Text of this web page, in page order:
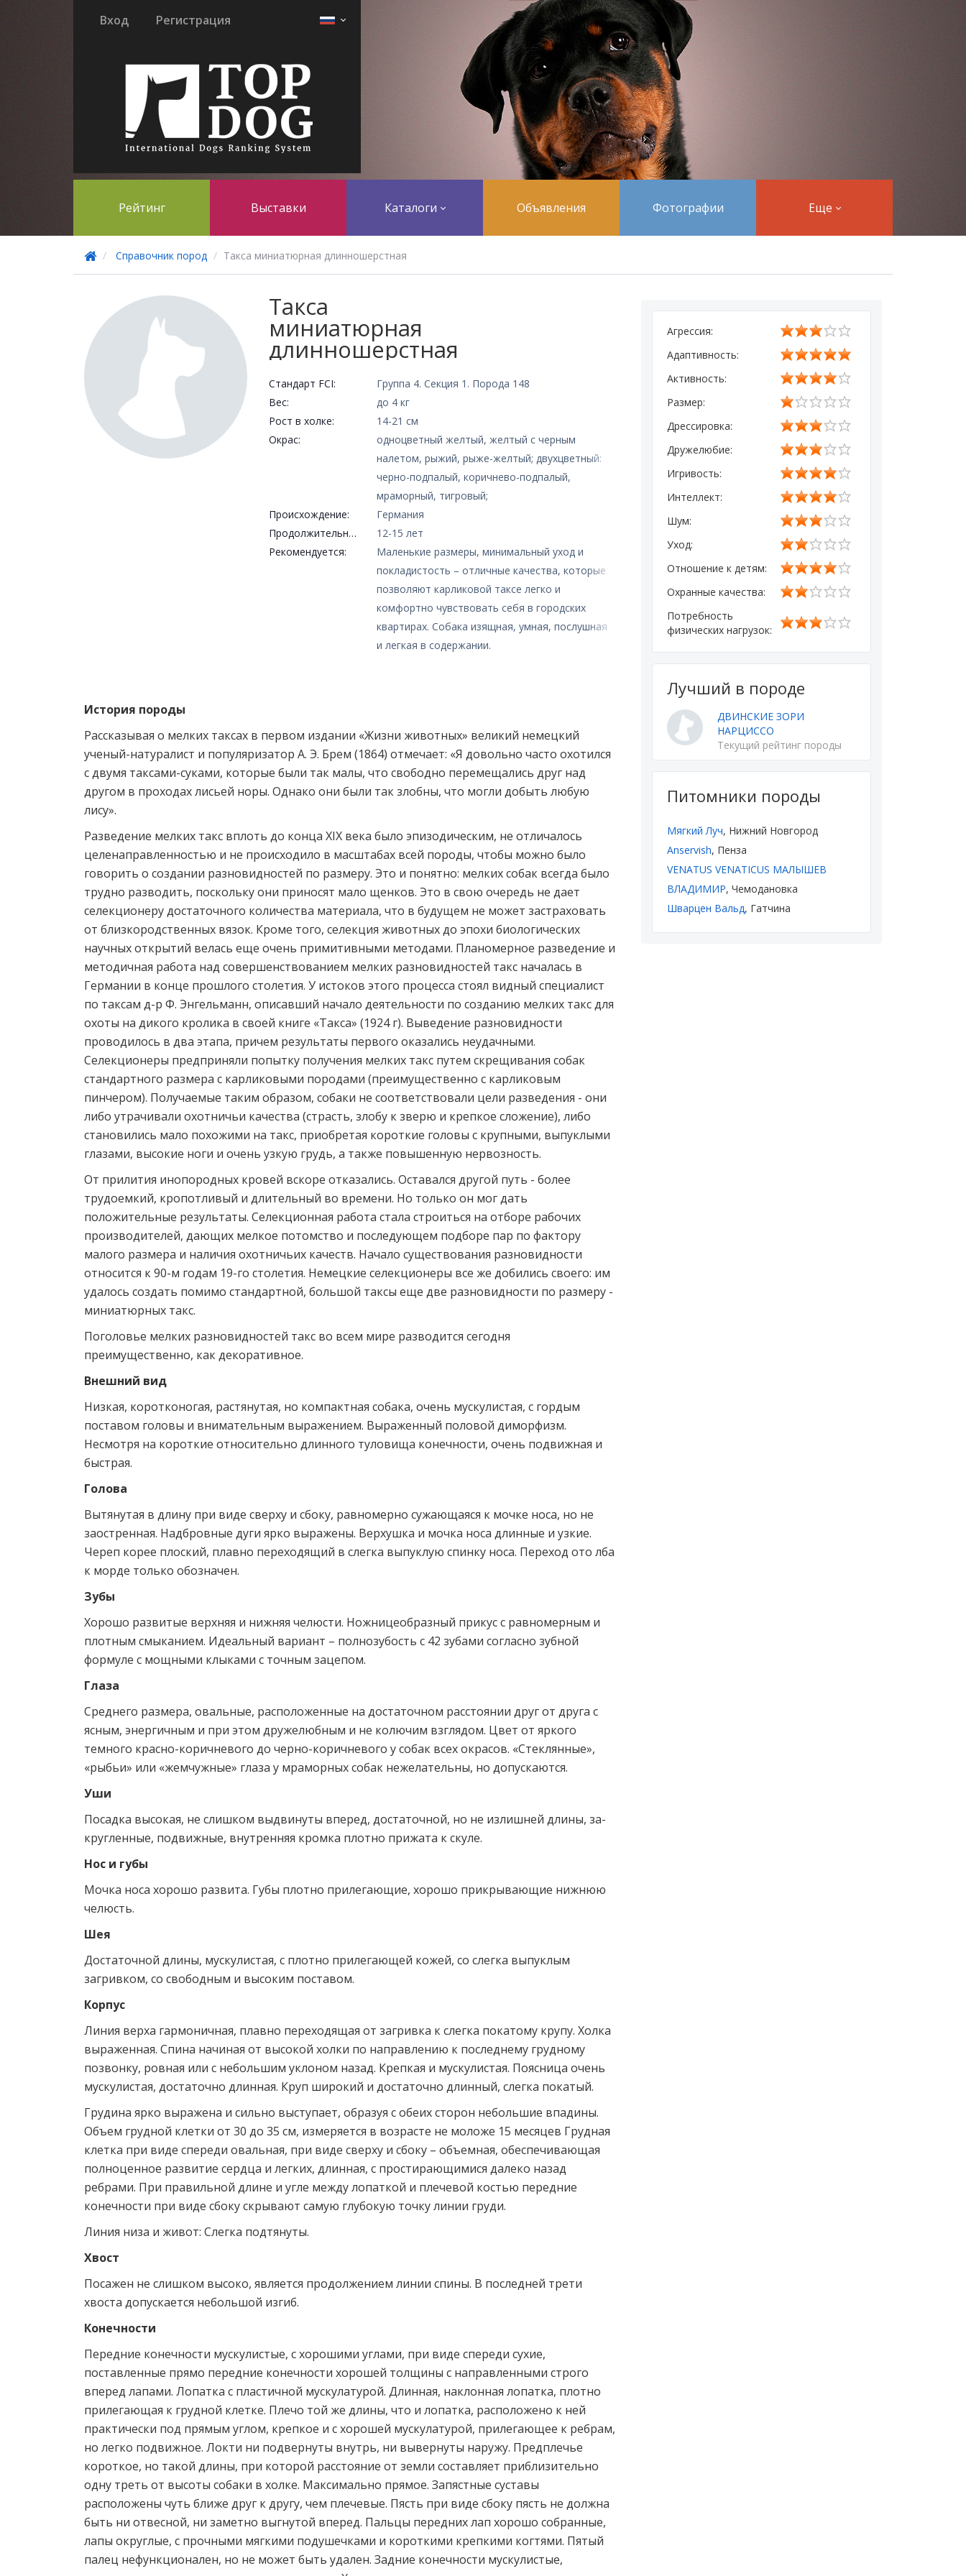
Вход Регистрация
Рейтинг Выставки Каталоги Объявления Фотографии Еще
Справочник пород Такса миниатюрная длинношерстная
Такса
миниатюрная
длинношерстная
Стандарт FCI:
Группа 4. Секция 1. Порода 148
Вес:
до 4 кг
Рост в холке:
14-21 см
Окрас:
одноцветный желтый, желтый с черным
налетом, рыжий, рыже-желтый; двухцветный:
черно-подпалый, коричнево-подпалый,
мраморный, тигровый;
Происхождение:
Германия
Продолжительность жизни:
12-15 лет
Рекомендуется:
Маленькие размеры, минимальный уход и
покладистость – отличные качества, которые
позволяют карликовой таксе легко и
комфортно чувствовать себя в городских
квартирах. Собака изящная, умная, послушная
и легкая в содержании.
История породы
Рассказывая о мелких таксах в первом издании «Жизни животных» великий немецкий
ученый-натуралист и популяризатор А. Э. Брем (1864) отмечает: «Я довольно часто охотился
с двумя таксами-суками, которые были так малы, что свободно перемещались друг над
другом в проходах лисьей норы. Однако они были так злобны, что могли добыть любую
лису».
Разведение мелких такс вплоть до конца ХIХ века было эпизодическим, не отличалось
целенаправленностью и не происходило в масштабах всей породы, чтобы можно было
говорить о создании разновидностей по размеру. Это и понятно: мелких собак всегда было
трудно разводить, поскольку они приносят мало щенков. Это в свою очередь не дает
селекционеру достаточного количества материала, что в будущем не может застраховать
от близкородственных вязок. Кроме того, селекция животных до эпохи биологических
научных открытий велась еще очень примитивными методами. Планомерное разведение и
методичная работа над совершенствованием мелких разновидностей такс началась в
Германии в конце прошлого столетия. У истоков этого процесса стоял видный специалист
по таксам д-р Ф. Энгельманн, описавший начало деятельности по созданию мелких такс для
охоты на дикого кролика в своей книге «Такса» (1924 г). Выведение разновидности
проводилось в два этапа, причем результаты первого оказались неудачными.
Селекционеры предприняли попытку получения мелких такс путем скрещивания собак
стандартного размера с карликовыми породами (преимущественно с карликовым
пинчером). Получаемые таким образом, собаки не соответствовали цели разведения - они
либо утрачивали охотничьи качества (страсть, злобу к зверю и крепкое сложение), либо
становились мало похожими на такс, приобретая короткие головы с крупными, выпуклыми
глазами, высокие ноги и очень узкую грудь, а также повышенную нервозность.
От прилития инопородных кровей вскоре отказались. Оставался другой путь - более
трудоемкий, кропотливый и длительный во времени. Но только он мог дать
положительные результаты. Селекционная работа стала строиться на отборе рабочих
производителей, дающих мелкое потомство и последующем подборе пар по фактору
малого размера и наличия охотничьих качеств. Начало существования разновидности
относится к 90-м годам 19-го столетия. Немецкие селекционеры все же добились своего: им
удалось создать помимо стандартной, большой таксы еще две разновидности по размеру -
миниатюрных такс.
Поголовье мелких разновидностей такс во всем мире разводится сегодня
преимущественно, как декоративное.
Внешний вид
Низкая, коротконогая, растянутая, но компактная собака, очень мускулистая, с гордым
поставом головы и внимательным выражением. Выраженный половой диморфизм.
Несмотря на короткие относительно длинного туловища конечности, очень подвижная и
быстрая.
Голова
Вытянутая в длину при виде сверху и сбоку, равномерно сужающаяся к мочке носа, но не
заостренная. Надбровные дуги ярко выражены. Верхушка и мочка носа длинные и узкие.
Череп корее плоский, плавно переходящий в слегка выпуклую спинку носа. Переход ото лба
к морде только обозначен.
Зубы
Хорошо развитые верхняя и нижняя челюсти. Ножницеобразный прикус с равномерным и
плотным смыканием. Идеальный вариант – полнозубость с 42 зубами согласно зубной
формуле с мощными клыками с точным зацепом.
Глаза
Среднего размера, овальные, расположенные на достаточном расстоянии друг от друга с
ясным, энергичным и при этом дружелюбным и не колючим взглядом. Цвет от яркого
темного красно-коричневого до черно-коричневого у собак всех окрасов. «Стеклянные»,
«рыбьи» или «жемчужные» глаза у мраморных собак нежелательны, но допус­каются.
Уши
Посадка высокая, не слишком выдвинуты впе­ред, достаточной, но не излишней длины, за­
круг­ленные, подвижные, внутренняя кромка плот­но прижата к скуле.
Нос и губы
Мочка носа хорошо развита. Губы плотно прилегающие, хорошо прикрывающие нижнюю
челюсть.
Шея
Достаточной длины, мускулистая, с плотно прилегающей кожей, со слегка выпуклым
загривком, со свободным и высоким поставом.
Корпус
Линия верха гармоничная, плавно переходящая от загривка к слегка покатому крупу. Холка
выраженная. Спина начиная от высокой холки по направлению к последнему грудному
позвонку, ровная или с небольшим уклоном назад. Крепкая и мускулистая. Поясница очень
мускулистая, достаточно длинная. Круп широкий и достаточно длинный, слегка покатый.
Грудина ярко выражена и сильно выступает, образуя с обеих сторон небольшие впадины.
Объем грудной клетки от 30 до 35 см, измеряется в возрасте не моложе 15 месяцев Грудная
клетка при виде спереди овальная, при виде сверху и сбоку – объемная, обеспечивающая
полноценное развитие сердца и легких, длинная, с простирающимися далеко назад
ребрами. При правильной длине и угле между лопаткой и плечевой костью передние
конечности при виде сбоку скрывают самую глубокую точку линии груди.
Линия низа и живот: Слегка подтянуты.
Хвост
Посажен не слишком высоко, является продолжением линии спины. В последней трети
хвоста допускается небольшой изгиб.
Конечности
Передние конечности мускулистые, с хорошими углами, при виде спереди сухие,
поставленные прямо передние конечности хорошей толщины c направленными строго
вперед лапами. Лопатка с пластичной мускулатурой. Длинная, наклонная лопатка, плотно
прилегающая к грудной клетке. Плечо той же длины, что и лопатка, расположено к ней
практически под прямым углом, крепкое и с хорошей мускулатурой, прилегающее к ребрам,
но легко подвижное. Локти ни подвернуты внутрь, ни вывернуты наружу. Предплечье
короткое, но такой длины, при которой расстояние от земли составляет приблизительно
одну треть от высоты собаки в холке. Максимально прямое. Запястные суставы
расположены чуть ближе друг к другу, чем плечевые. Пясть при виде сбоку пясть не должна
быть ни отвесной, ни заметно выгнутой вперед. Пальцы передних лап хорошо собранные,
лапы округлые, с прочными мягкими подушечками и короткими крепкими когтями. Пятый
палец нефункционален, но не может быть удален. Задние конечности мускулистые,
Агрессия:
Адаптивность:
Активность:
Размер:
Дрессировка:
Дружелюбие:
Игривость:
Интеллект:
Шум:
Уход:
Отношение к детям:
Охранные качества:
Потребность
физических нагрузок:
Лучший в породе
ДВИНСКИЕ ЗОРИ
НАРЦИССО
Текущий рейтинг породы
Питомники породы
Мягкий Луч, Нижний Новгород
Anservish, Пенза
VENATUS VENATICUS МАЛЫШЕВ
ВЛАДИМИР, Чемодановка
Шварцен Вальд, Гатчина